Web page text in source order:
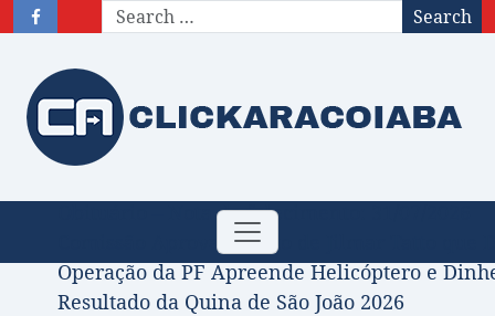
Search
Toggle
navigation
Obituário – Nota de falecimento: 31/07/2026
Comissão Aprova Projeto de Jilmar Tatto
Operação da PF Apreende Helicóptero e
Resultado da Quina de São João 2026